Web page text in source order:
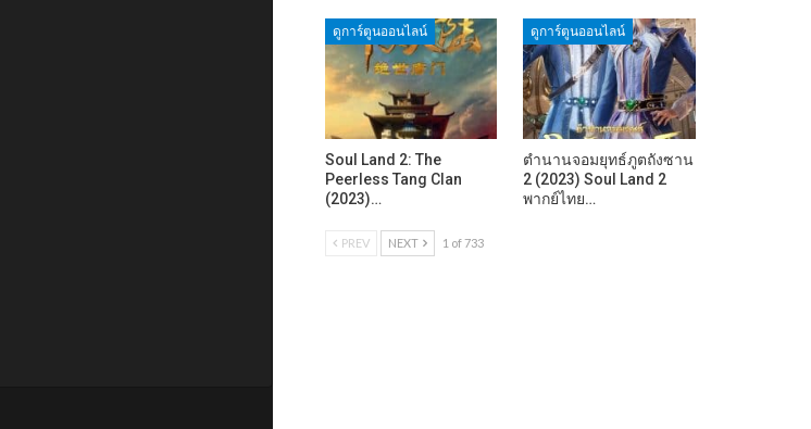
ดูการ์ตูนออนไลน์
Soul Land 2: The
Peerless Tang Clan
(2023)…
ดูการ์ตูนออนไลน์
ตำนานจอมยุทธ์ภูตถังซาน
2 (2023) Soul Land 2
พากย์ไทย…
PREV NEXT 1 of 733